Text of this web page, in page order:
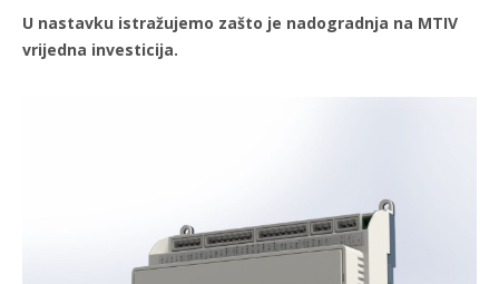
U nastavku istražujemo zašto je nadogradnja na MTIV
vrijedna investicija.